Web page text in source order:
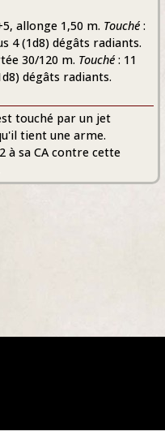
allonge 1,50 m. Touché :
4 (1d8) dégâts radiants.
30/120 m. Touché : 11
dégâts radiants.
touché par un jet
tient une arme.
à sa CA contre cette